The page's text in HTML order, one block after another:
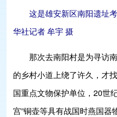
这是雄安新区南阳遗址
华社记者 牟宇 摄
那次去南阳村是为寻访南
的乡村小道上绕了许久，才
国重点文物保护单位，20世
宫”铜壶等具有战国时燕国器